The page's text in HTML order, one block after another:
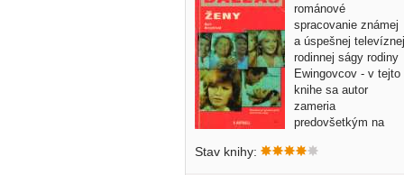
románové
spracovanie známej
a úspešnej televíznej
rodinnej ságy rodiny
Ewingovcov - v tejto
knihe sa autor
zameria
predovšetkým na
Stav knihy: